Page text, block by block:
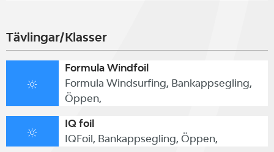
Tävlingar/Klasser
Formula Windfoil
Formula Windsurfing, Bankappsegling,
Öppen,
IQ foil
IQFoil, Bankappsegling, Öppen,